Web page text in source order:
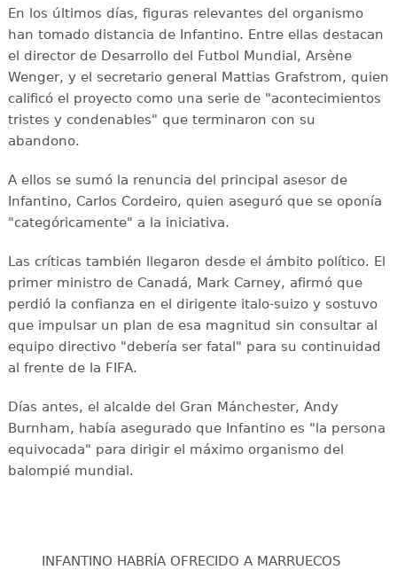
En los últimos días, figuras relevantes del organismo
han tomado distancia de Infantino. Entre ellas destacan
el director de Desarrollo del Futbol Mundial, Arsène
Wenger, y el secretario general Mattias Grafstrom, quien
calificó el proyecto como una serie de "acontecimientos
tristes y condenables" que terminaron con su
abandono.
A ellos se sumó la renuncia del principal asesor de
Infantino, Carlos Cordeiro, quien aseguró que se oponía
"categóricamente" a la iniciativa.
Las críticas también llegaron desde el ámbito político. El
primer ministro de Canadá, Mark Carney, afirmó que
perdió la confianza en el dirigente italo-suizo y sostuvo
que impulsar un plan de esa magnitud sin consultar al
equipo directivo "debería ser fatal" para su continuidad
al frente de la FIFA.
Días antes, el alcalde del Gran Mánchester, Andy
Burnham, había asegurado que Infantino es "la persona
equivocada" para dirigir el máximo organismo del
balompié mundial.
INFANTINO HABRÍA OFRECIDO A MARRUECOS